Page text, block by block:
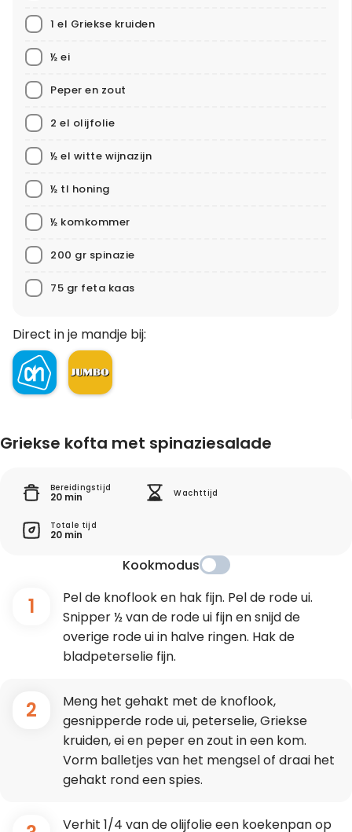
1 el Griekse kruiden
½ ei
Peper en zout
2 el olijfolie
½ el witte wijnazijn
½ tl honing
½ komkommer
200 gr spinazie
75 gr feta kaas
Direct in je mandje bij:
Griekse kofta met spinaziesalade
Bereidingstijd
20 min Wachttijd
Totale tijd
20 min
Kookmodus
1
Pel de knoflook en hak fijn. Pel de rode ui.
Snipper ½ van de rode ui fijn en snijd de
overige rode ui in halve ringen. Hak de
bladpeterselie fijn.
2
Meng het gehakt met de knoflook,
gesnipperde rode ui, peterselie, Griekse
kruiden, ei en peper en zout in een kom.
Vorm balletjes van het mengsel of draai het
gehakt rond een spies.
Verhit 1/4 van de olijfolie een koekenpan op